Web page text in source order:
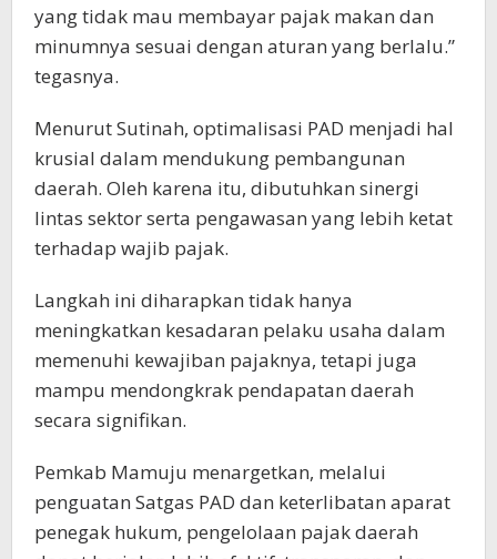
yang tidak mau membayar pajak makan dan
minumnya sesuai dengan aturan yang berlalu.”
tegasnya.
Menurut Sutinah, optimalisasi PAD menjadi hal
krusial dalam mendukung pembangunan
daerah. Oleh karena itu, dibutuhkan sinergi
lintas sektor serta pengawasan yang lebih ketat
terhadap wajib pajak.
Langkah ini diharapkan tidak hanya
meningkatkan kesadaran pelaku usaha dalam
memenuhi kewajiban pajaknya, tetapi juga
mampu mendongkrak pendapatan daerah
secara signifikan.
Pemkab Mamuju menargetkan, melalui
penguatan Satgas PAD dan keterlibatan aparat
penegak hukum, pengelolaan pajak daerah